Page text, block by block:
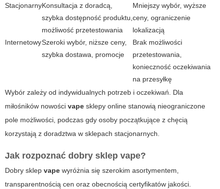
StacjonarnyKonsultacja z doradcą,
szybka dostępność produktu,
możliwość przetestowania
Mniejszy wybór, wyższe
ceny, ograniczenie
lokalizacją
InternetowySzeroki wybór, niższe ceny,
szybka dostawa, promocje
Brak możliwości
przetestowania,
konieczność oczekiwania
na przesyłkę
Wybór zależy od indywidualnych potrzeb i oczekiwań. Dla
miłośników nowości vape sklepy online stanowią nieograniczone
pole możliwości, podczas gdy osoby początkujące z chęcią
korzystają z doradztwa w sklepach stacjonarnych.
Jak rozpoznać dobry sklep vape?
Dobry sklep vape wyróżnia się szerokim asortymentem,
transparentnością cen oraz obecnością certyfikatów jakości.